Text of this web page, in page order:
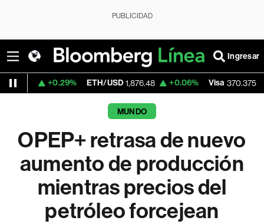
PUBLICIDAD
Ingresar
ETH/USD 1,876.48 +0.06% Visa 370.375 +0.21%
MUNDO
OPEP+ retrasa de nuevo
aumento de producción
mientras precios del
petróleo forcejean